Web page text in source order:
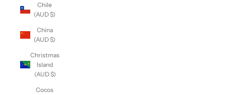
Chile
(AUD $)
China
(AUD $)
Christmas
Island
(AUD $)
Cocos